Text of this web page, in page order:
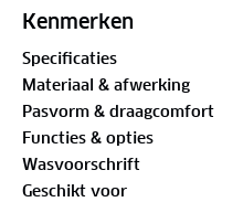
natuurlijke materialen
Kenmerken
Specificaties
Materiaal & afwerking
Pasvorm & draagcomfort
Functies & opties
Wasvoorschrift
Geschikt voor